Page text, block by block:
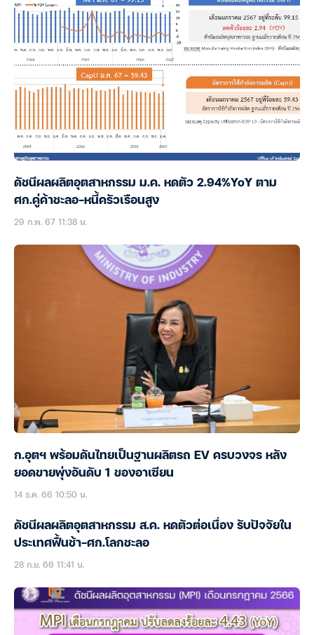
ดัชนีผลผลิตอุตสาหกรรม ม.ค. หดตัว 2.94%YoY ตาม
ศก.คู่ค้าชะลอ-หนี้ครัวเรือนสูง
29 ก.พ. 67 11:38 น.
ก.อุตฯ พร้อมดันไทยเป็นฐานผลิตรถ EV ครบวงจร หลัง
ยอดขายพุ่งอันดับ 1 ของอาเซียน
14 ธ.ค. 66 10:50 น.
ดัชนีผลผลิตอุตสาหกรรม ส.ค. หดตัวต่อเนื่อง รับปัจจัยใน
ประเทศฟื้นช้า-ศก.โลกชะลอ
28 ก.ย. 66 11:41 น.